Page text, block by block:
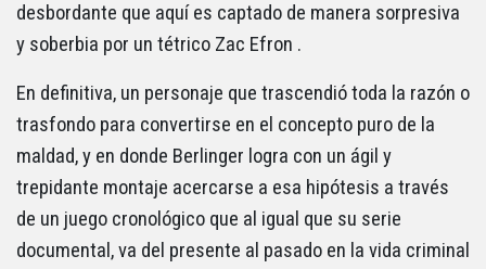
desbordante que aquí es captado de manera sorpresiva
y soberbia por un tétrico Zac Efron .
En definitiva, un personaje que trascendió toda la razón o
trasfondo para convertirse en el concepto puro de la
maldad, y en donde Berlinger logra con un ágil y
trepidante montaje acercarse a esa hipótesis a través
de un juego cronológico que al igual que su serie
documental, va del presente al pasado en la vida criminal